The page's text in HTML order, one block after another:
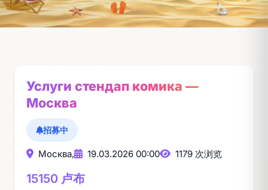
Услуги стендап комика —
Москва
招募中
Москва, 19.03.2026 00:00 1179 次浏览
15150 卢布